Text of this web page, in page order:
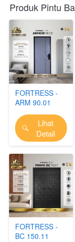
Produk Pintu
FORTRESS -
ARM 90.01
`
Lihat
Detail
FORTRESS -
BC 150.11